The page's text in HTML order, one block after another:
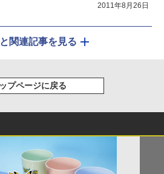
2011年8月26日
関連記事を見る
プページに戻る